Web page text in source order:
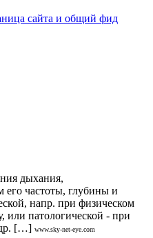
сайта и общий фид
дыхания,
частоты, глубины и
напр. при физическом
или патологической - при
др. […] www.sky-net-eye.com